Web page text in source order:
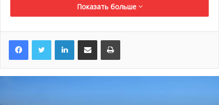
Восстановление после
эпидемии
Эпидемия коронавируса заметно затронула
отрасли деятельности. Сегодня многие яхтенные
Показать больше
LinkedInПоделиться по электронной почте Распечатать